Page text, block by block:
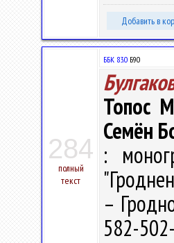
Добавить в
284
полный
текст
ББК 83.0 Б90
Топос
Семён
:
–
582-